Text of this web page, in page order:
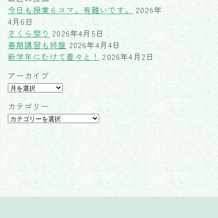
今日も授業６コマ。有難いです。
2026年
4月6日
さくら祭り 2026年4月5日
春期講習も終盤 2026年4月4日
新学年にむけて着々と！ 2026年4月2日
アーカイブ
ア
カ
イ
カテゴリー
カ